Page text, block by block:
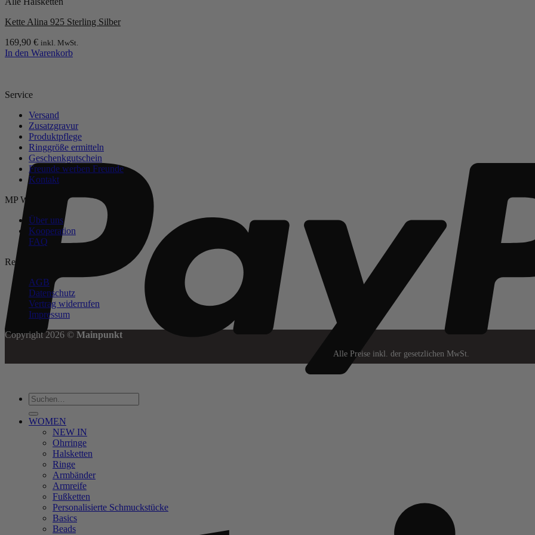
gewählt
werden
Kette Alina 925 Sterling Silber
169,90 € inkl. MwSt.
In den Warenkorb
Service
Versand
Zusatzgravur
Produktpflege
Ringgröße ermitteln
Geschenkgutschein
Freunde werben Freunde
Kontakt
MP Welt
Über uns
Kooperation
FAQ
Rechtliches
AGB
Datenschutz
Vertrag widerrufen
Impressum
Copyright 2026 © Mainpunkt
Alle Preise inkl. der gesetzlichen MwSt.
Suchen
nach:
WOMEN
NEW IN
Ohrringe
Halsketten
Ringe
Armbänder
Armreife
Fußketten
Personalisierte Schmuckstücke
Basics
Beads